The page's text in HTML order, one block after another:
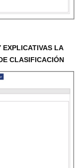
EXPLICATIVAS LA
CLASIFICACIÓN